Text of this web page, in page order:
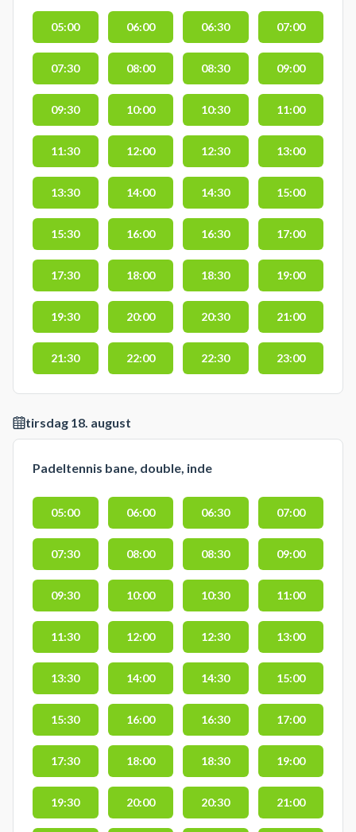
05:00 06:00 06:30 07:00
07:30 08:00 08:30 09:00
09:30 10:00 10:30 11:00
11:30 12:00 12:30 13:00
13:30 14:00 14:30 15:00
15:30 16:00 16:30 17:00
17:30 18:00 18:30 19:00
19:30 20:00 20:30 21:00
21:30 22:00 22:30 23:00
tirsdag 18. august
Padeltennis bane, double, inde
05:00 06:00 06:30 07:00
07:30 08:00 08:30 09:00
09:30 10:00 10:30 11:00
11:30 12:00 12:30 13:00
13:30 14:00 14:30 15:00
15:30 16:00 16:30 17:00
17:30 18:00 18:30 19:00
19:30 20:00 20:30 21:00